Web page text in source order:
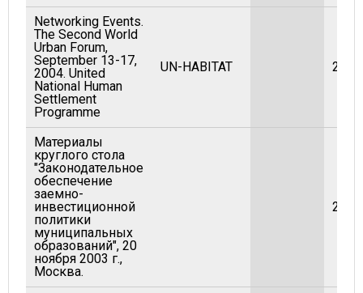
Networking Events.
The Second World
Urban Forum,
September 13-17,
2004. United
National Human
Settlement
Programme
UN-HABITAT 2004
Материалы
круглого стола
"Законодательное
обеспечение
заемно-
инвестиционной
политики
муниципальных
образований", 20
ноября 2003 г.,
Москва.
2003